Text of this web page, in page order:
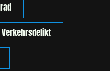
Verkehrsdelikt